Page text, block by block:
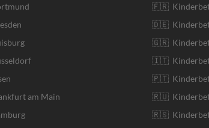
am Main
🇫🇷
🇩🇪
🇬🇷
🇮🇹
🇵🇹
🇷🇺
🇷🇸